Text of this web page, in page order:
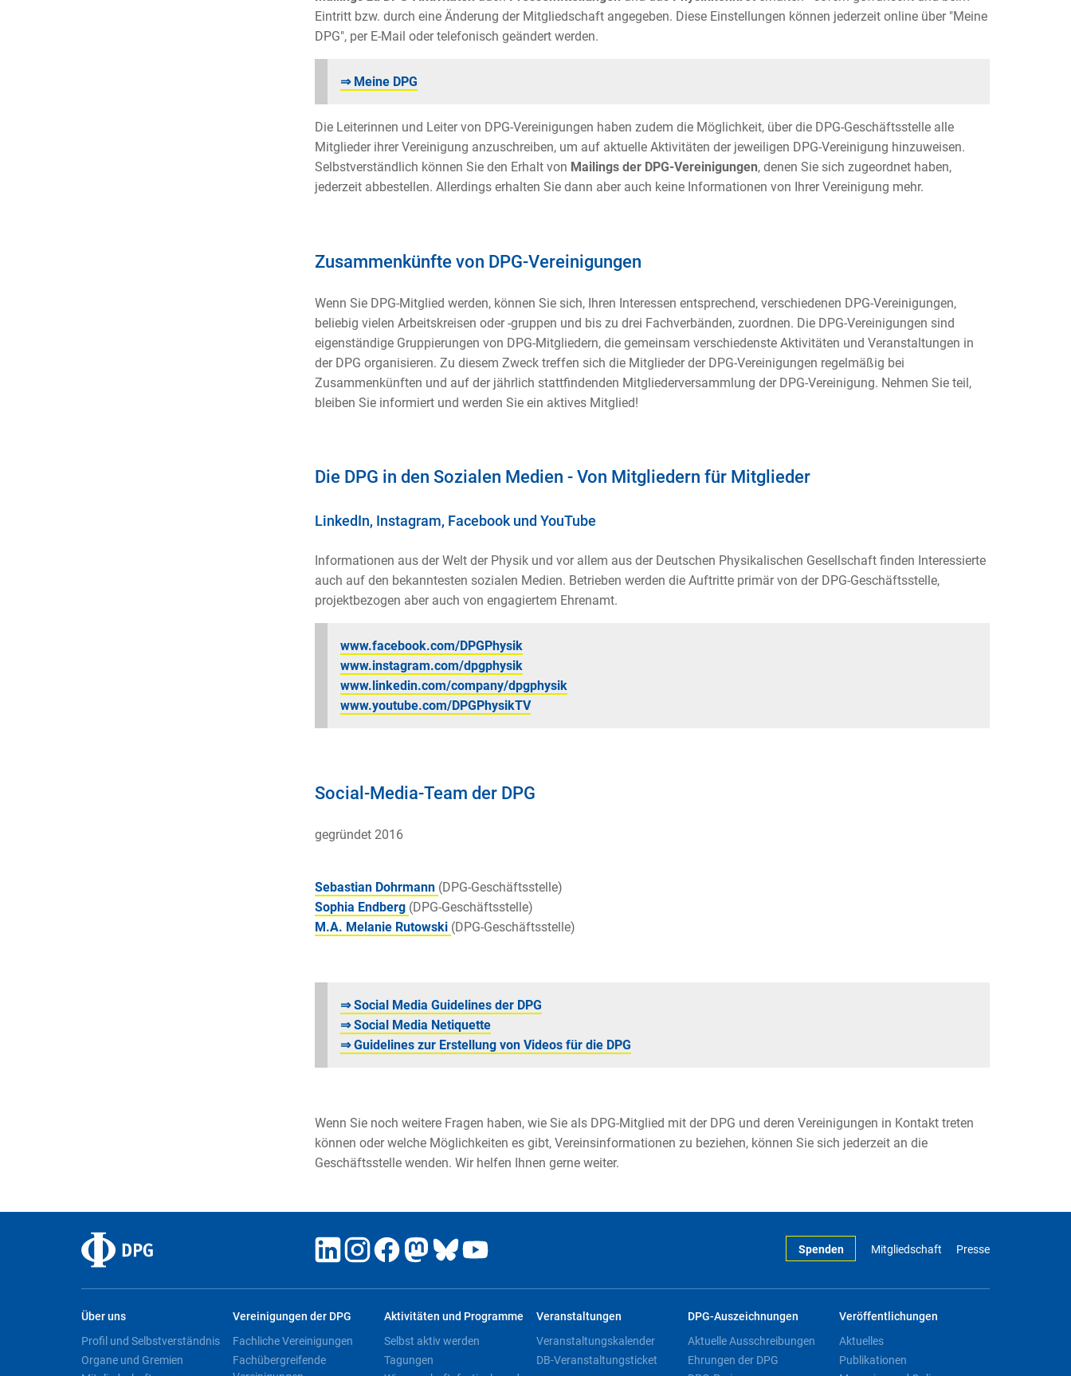
Eintritt bzw. durch eine Änderung der Mitgliedschaft angegeben. Diese Einstellungen können jederzeit online über "Meine
DPG", per E-Mail oder telefonisch geändert werden.
⇒ Meine DPG
Die Leiterinnen und Leiter von DPG-Vereinigungen haben zudem die Möglichkeit, über die DPG-Geschäftsstelle alle
Mitglieder ihrer Vereinigung anzuschreiben, um auf aktuelle Aktivitäten der jeweiligen DPG-Vereinigung hinzuweisen.
Selbstverständlich können Sie den Erhalt von Mailings der DPG-Vereinigungen, denen Sie sich zugeordnet haben,
jederzeit abbestellen. Allerdings erhalten Sie dann aber auch keine Informationen von Ihrer Vereinigung mehr.
Zusammenkünfte von DPG-Vereinigungen
Wenn Sie DPG-Mitglied werden, können Sie sich, Ihren Interessen entsprechend, verschiedenen DPG-Vereinigungen,
beliebig vielen Arbeitskreisen oder -gruppen und bis zu drei Fachverbänden, zuordnen. Die DPG-Vereinigungen sind
eigenständige Gruppierungen von DPG-Mitgliedern, die gemeinsam verschiedenste Aktivitäten und Veranstaltungen in
der DPG organisieren. Zu diesem Zweck treffen sich die Mitglieder der DPG-Vereinigungen regelmäßig bei
Zusammenkünften und auf der jährlich stattfindenden Mitgliederversammlung der DPG-Vereinigung. Nehmen Sie teil,
bleiben Sie informiert und werden Sie ein aktives Mitglied!
Die DPG in den Sozialen Medien - Von Mitgliedern für Mitglieder
LinkedIn, Instagram, Facebook und YouTube
Informationen aus der Welt der Physik und vor allem aus der Deutschen Physikalischen Gesellschaft finden Interessierte
auch auf den bekanntesten sozialen Medien. Betrieben werden die Auftritte primär von der DPG-Geschäftsstelle,
projektbezogen aber auch von engagiertem Ehrenamt.
www.facebook.com/DPGPhysik
www.instagram.com/dpgphysik
www.linkedin.com/company/dpgphysik
www.youtube.com/DPGPhysikTV
Social-Media-Team der DPG
gegründet 2016
Sebastian Dohrmann (DPG-Geschäftsstelle)
Sophia Endberg (DPG-Geschäftsstelle)
M.A. Melanie Rutowski (DPG-Geschäftsstelle)
⇒ Social Media Guidelines der DPG
⇒ Social Media Netiquette
⇒ Guidelines zur Erstellung von Videos für die DPG
Wenn Sie noch weitere Fragen haben, wie Sie als DPG-Mitglied mit der DPG und deren Vereinigungen in Kontakt treten
können oder welche Möglichkeiten es gibt, Vereinsinformationen zu beziehen, können Sie sich jederzeit an die
Geschäftsstelle wenden. Wir helfen Ihnen gerne weiter.
Spenden Mitgliedschaft Presse
Über uns
Profil und Selbstverständnis
Organe und Gremien
Vereinigungen der DPG
Fachliche Vereinigungen
Fachübergreifende
Aktivitäten und Programme
Selbst aktiv werden
Tagungen
Veranstaltungen
Veranstaltungskalender
DB-Veranstaltungsticket
DPG-Auszeichnungen
Aktuelle Ausschreibungen
Ehrungen der DPG
Veröffentlichungen
Aktuelles
Publikationen